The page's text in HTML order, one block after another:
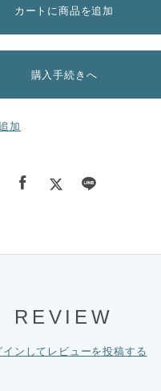
カートに商品を追加
購入手続きへ
加
REVIEW
インしてレビューを投稿する